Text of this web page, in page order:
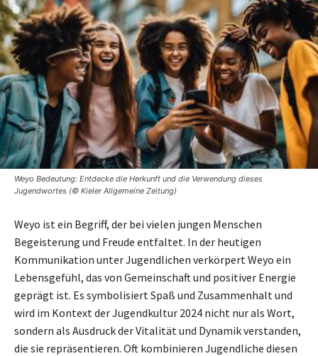
Weyo Bedeutung: Entdecke die Herkunft und die Verwendung dieses
Jugendwortes (© Kieler Allgemeine Zeitung)
Weyo ist ein Begriff, der bei vielen jungen Menschen
Begeisterung und Freude entfaltet. In der heutigen
Kommunikation unter Jugendlichen verkörpert Weyo ein
Lebensgefühl, das von Gemeinschaft und positiver Energie
geprägt ist. Es symbolisiert Spaß und Zusammenhalt und
wird im Kontext der Jugendkultur 2024 nicht nur als Wort,
sondern als Ausdruck der Vitalität und Dynamik verstanden,
die sie repräsentieren. Oft kombinieren Jugendliche diesen